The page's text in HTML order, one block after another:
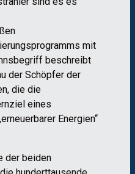
mit
beschreibt
der Schöpfer der
die die
eines
Energien“
der beiden